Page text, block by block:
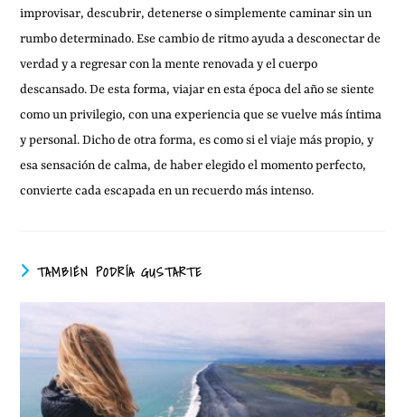
improvisar, descubrir, detenerse o simplemente caminar sin un
rumbo determinado. Ese cambio de ritmo ayuda a desconectar de
verdad y a regresar con la mente renovada y el cuerpo
descansado. De esta forma, viajar en esta época del año se siente
como un privilegio, con una experiencia que se vuelve más íntima
y personal. Dicho de otra forma, es como si el viaje más propio, y
esa sensación de calma, de haber elegido el momento perfecto,
convierte cada escapada en un recuerdo más intenso.
TAMBIÉN PODRÍA GUSTARTE